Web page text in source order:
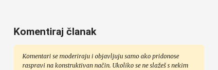
Komentiraj članak
Komentari se moderiraju i objavljuju samo ako pridonose
raspravi na konstruktivan način. Ukoliko se ne slažeš s nekim